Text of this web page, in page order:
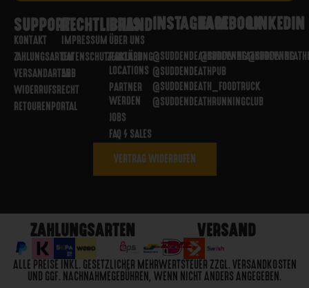
SUPPORT
KONTAKT
ZAHLUNGSARTEN
VERSANDARTEN
WIDERRUFSRECHT
RETOURENPORTAL
RECHTLICHES
IMPRESSUM
DATENSCHUTZERKLÄRUNG
AGB
BRAND
ÜBER UNS
PARTNER
LOCATIONS
PARTNER
WERDEN
JOBS
FAQ / SALES
INSTAGRAM
@SUDDENDEATHBREWING
@SUDDENDEATHPUB
@SUDDENDEATH_FOODTRUCK
@SUDDENDEATHRUNNINGCLUB
FACEBOOK
@SUDDENDEATHBREWING
LINKEDIN
VERTRAG WIDERRUFEN
ZAHLUNGSARTEN VERSAND
ALLE PREISE INKL. GESETZLICHER MEHRWERTSTEUER ZZGL. VERSANDKOSTEN
UND GGF. NACHNAHMEGEBÜHREN, WENN NICHT ANDERS ANGEGEBEN.